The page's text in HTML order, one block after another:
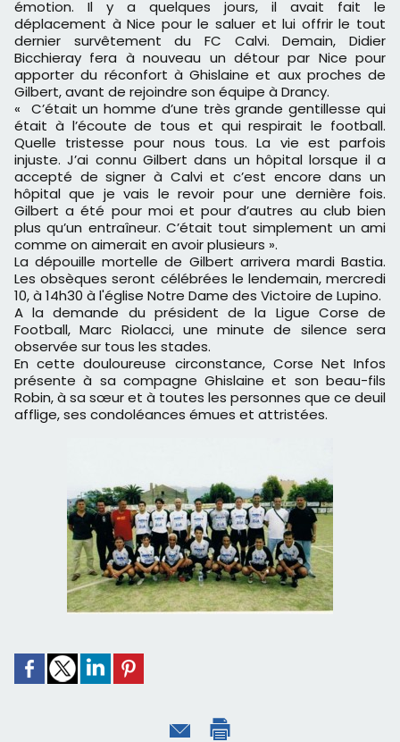
émotion. Il y a quelques jours, il avait fait le
déplacement à Nice pour le saluer et lui offrir le tout
dernier survêtement du FC Calvi. Demain, Didier
Bicchieray fera à nouveau un détour par Nice pour
apporter du réconfort à Ghislaine et aux proches de
Gilbert, avant de rejoindre son équipe à Drancy.
« C’était un homme d’une très grande gentillesse qui
était à l’écoute de tous et qui respirait le football.
Quelle tristesse pour nous tous. La vie est parfois
injuste. J’ai connu Gilbert dans un hôpital lorsque il a
accepté de signer à Calvi et c’est encore dans un
hôpital que je vais le revoir pour une dernière fois.
Gilbert a été pour moi et pour d’autres au club bien
plus qu’un entraîneur. C’était tout simplement un ami
comme on aimerait en avoir plusieurs ».
La dépouille mortelle de Gilbert arrivera mardi Bastia.
Les obsèques seront célébrées le lendemain, mercredi
10, à 14h30 à l'église Notre Dame des Victoire de Lupino.
A la demande du président de la Ligue Corse de
Football, Marc Riolacci, une minute de silence sera
observée sur tous les stades.
En cette douloureuse circonstance, Corse Net Infos
présente à sa compagne Ghislaine et son beau-fils
Robin, à sa sœur et à toutes les personnes que ce deuil
afflige, ses condoléances émues et attristées.